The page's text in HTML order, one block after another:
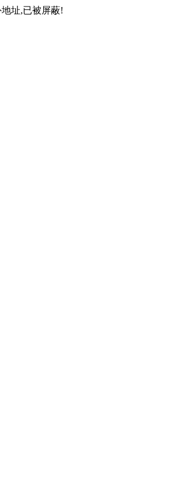
址,已被屏蔽!